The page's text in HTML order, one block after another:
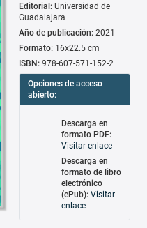
Editorial: Universidad de
Guadalajara
Año de publicación: 2021
Formato: 16x22.5 cm
ISBN: 978-607-571-152-2
Opciones de acceso
abierto:
Descarga en
formato PDF:
Visitar enlace
Descarga en
formato de libro
electrónico
(ePub): Visitar
enlace